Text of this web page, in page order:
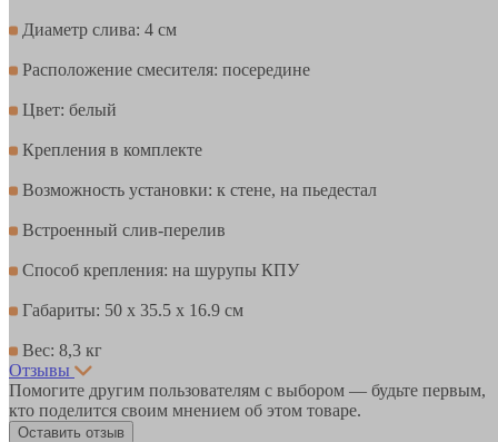
Диаметр слива: 4 см
Расположение смесителя: посередине
Цвет: белый
Крепления в комплекте
Возможность установки: к стене, на пьедестал
Встроенный слив-перелив
Способ крепления: на шурупы КПУ
Габариты: 50 x 35.5 x 16.9 см
Вес: 8,3 кг
Отзывы
Помогите другим пользователям с выбором — будьте первым,
кто поделится своим мнением об этом товаре.
Оставить отзыв